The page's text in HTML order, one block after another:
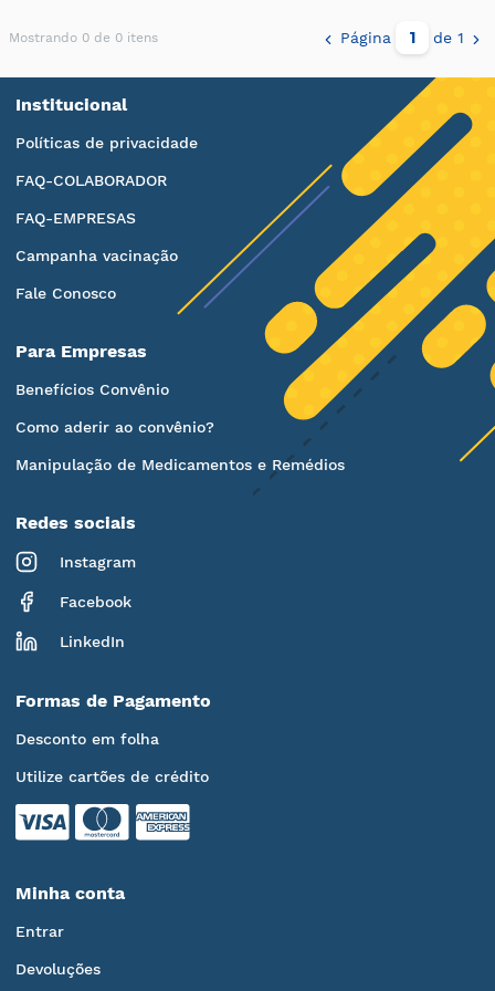
Mostrando 0 de 0 itens Página de 1
Institucional
Políticas de privacidade
FAQ-COLABORADOR
FAQ-EMPRESAS
Campanha vacinação
Fale Conosco
Para Empresas
Benefícios Convênio
Como aderir ao convênio?
Manipulação de Medicamentos e Remédios
Redes sociais
Instagram
Facebook
LinkedIn
Formas de Pagamento
Desconto em folha
Utilize cartões de crédito
Minha conta
Entrar
Devoluções